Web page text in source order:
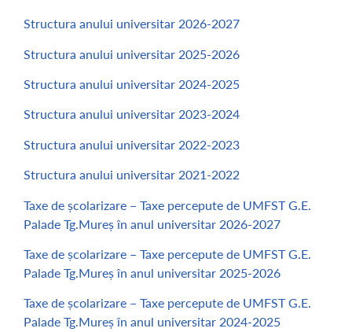
Structura anului universitar 2026-2027
Structura anului universitar 2025-2026
Structura anului universitar 2024-2025
Structura anului universitar 2023-2024
Structura anului universitar 2022-2023
Structura anului universitar 2021-2022
Taxe de școlarizare – Taxe percepute de UMFST G.E.
Palade Tg.Mureș în anul universitar 2026-2027
Taxe de școlarizare – Taxe percepute de UMFST G.E.
Palade Tg.Mureș în anul universitar 2025-2026
Taxe de școlarizare – Taxe percepute de UMFST G.E.
Palade Tg.Mureș în anul universitar 2024-2025